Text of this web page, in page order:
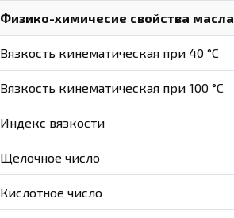
Физико-химичесие свойства масла
Вязкость кинематическая при 40 °С
Вязкость кинематическая при 100 °С
Индекс вязкости
Щелочное число
Кислотное число